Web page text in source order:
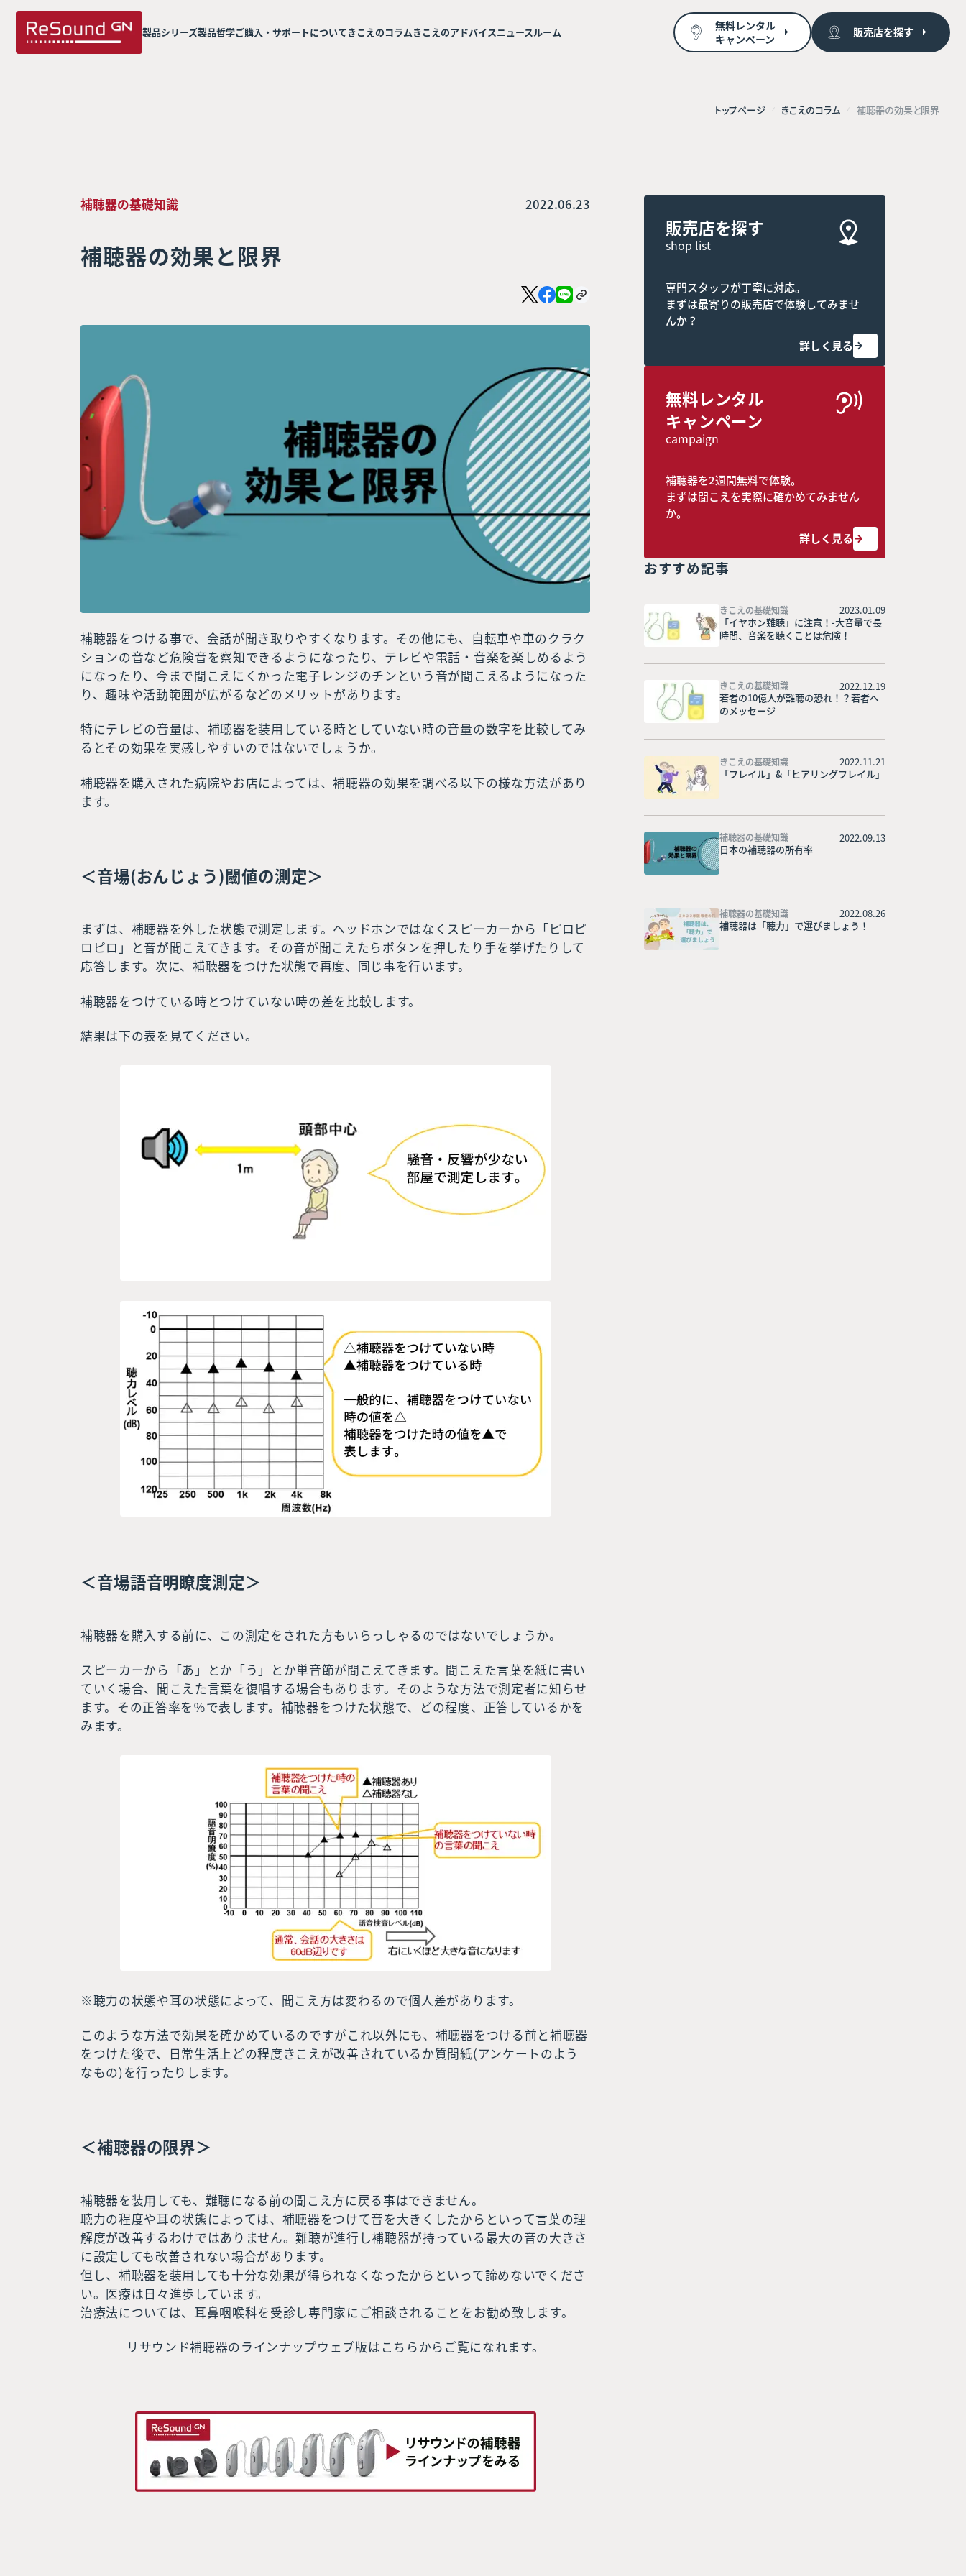
製品シリーズ製品哲学ご購入・サポートについてきこえのコラムきこえのアドバイスニュースルーム
無料レンタル
キャンペーン
販売店を探す
トップページ きこえのコラム 補聴器の効果と限界
補聴器の基礎知識 2022.06.23
補聴器の効果と限界
補聴器をつける事で、会話が聞き取りやすくなります。その他にも、自転車や車のクラク
ションの音など危険音を察知できるようになったり、テレビや電話・音楽を楽しめるよう
になったり、今まで聞こえにくかった電子レンジのチンという音が聞こえるようになった
り、趣味や活動範囲が広がるなどのメリットがあります。
特にテレビの音量は、補聴器を装用している時としていない時の音量の数字を比較してみ
るとその効果を実感しやすいのではないでしょうか。
補聴器を購入された病院やお店によっては、補聴器の効果を調べる以下の様な方法があり
ます。
＜音場(おんじょう)閾値の測定＞
まずは、補聴器を外した状態で測定します。ヘッドホンではなくスピーカーから「ピロピ
ロピロ」と音が聞こえてきます。その音が聞こえたらボタンを押したり手を挙げたりして
応答します。次に、補聴器をつけた状態で再度、同じ事を行います。
補聴器をつけている時とつけていない時の差を比較します。
結果は下の表を見てください。
＜音場語音明瞭度測定＞
補聴器を購入する前に、この測定をされた方もいらっしゃるのではないでしょうか。
スピーカーから「あ」とか「う」とか単音節が聞こえてきます。聞こえた言葉を紙に書い
ていく場合、聞こえた言葉を復唱する場合もあります。そのような方法で測定者に知らせ
ます。その正答率を％で表します。補聴器をつけた状態で、どの程度、正答しているかを
みます。
※聴力の状態や耳の状態によって、聞こえ方は変わるので個人差があります。
このような方法で効果を確かめているのですがこれ以外にも、補聴器をつける前と補聴器
をつけた後で、日常生活上どの程度きこえが改善されているか質問紙(アンケートのよう
なもの)を行ったりします。
＜補聴器の限界＞
補聴器を装用しても、難聴になる前の聞こえ方に戻る事はできません。
聴力の程度や耳の状態によっては、補聴器をつけて音を大きくしたからといって言葉の理
解度が改善するわけではありません。難聴が進行し補聴器が持っている最大の音の大きさ
に設定しても改善されない場合があります。
但し、補聴器を装用しても十分な効果が得られなくなったからといって諦めないでくださ
い。医療は日々進歩しています。
治療法については、耳鼻咽喉科を受診し専門家にご相談されることをお勧め致します。
リサウンド補聴器のラインナップウェブ版はこちらからご覧になれます。
販売店を探す
shop list
専門スタッフが丁寧に対応。
まずは最寄りの販売店で体験してみませ
んか？
詳しく見る
無料レンタル
キャンペーン
campaign
補聴器を2週間無料で体験。
まずは聞こえを実際に確かめてみません
か。
詳しく見る
おすすめ記事
きこえの基礎知識
2023.01.09
「イヤホン難聴」に注意！-大音量で長
時間、音楽を聴くことは危険！
きこえの基礎知識
2022.12.19
若者の10億人が難聴の恐れ！？若者へ
のメッセージ
きこえの基礎知識
2022.11.21
「フレイル」&「ヒアリングフレイル」
補聴器の基礎知識
2022.09.13
日本の補聴器の所有率
補聴器の基礎知識
2022.08.26
補聴器は「聴力」で選びましょう！